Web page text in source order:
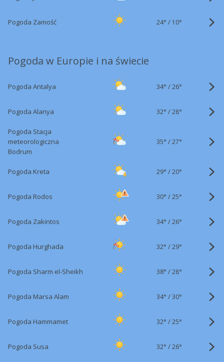
Pogoda Zamość 24° / 10°
Pogoda w Europie i na świecie
Pogoda Antalya 34° /26°
Pogoda Alanya 32° /28°
Pogoda Stacja
meteorologiczna
Bodrum
35° /27°
Pogoda Kreta 29° /20°
Pogoda Rodos 30° /25°
Pogoda Zakintos 34° /26°
Pogoda Hurghada 32° /29°
Pogoda Sharm el-Sheikh 38° /28°
Pogoda Marsa Alam 34° /30°
Pogoda Hammamet 32° /25°
Pogoda Susa 32° /26°